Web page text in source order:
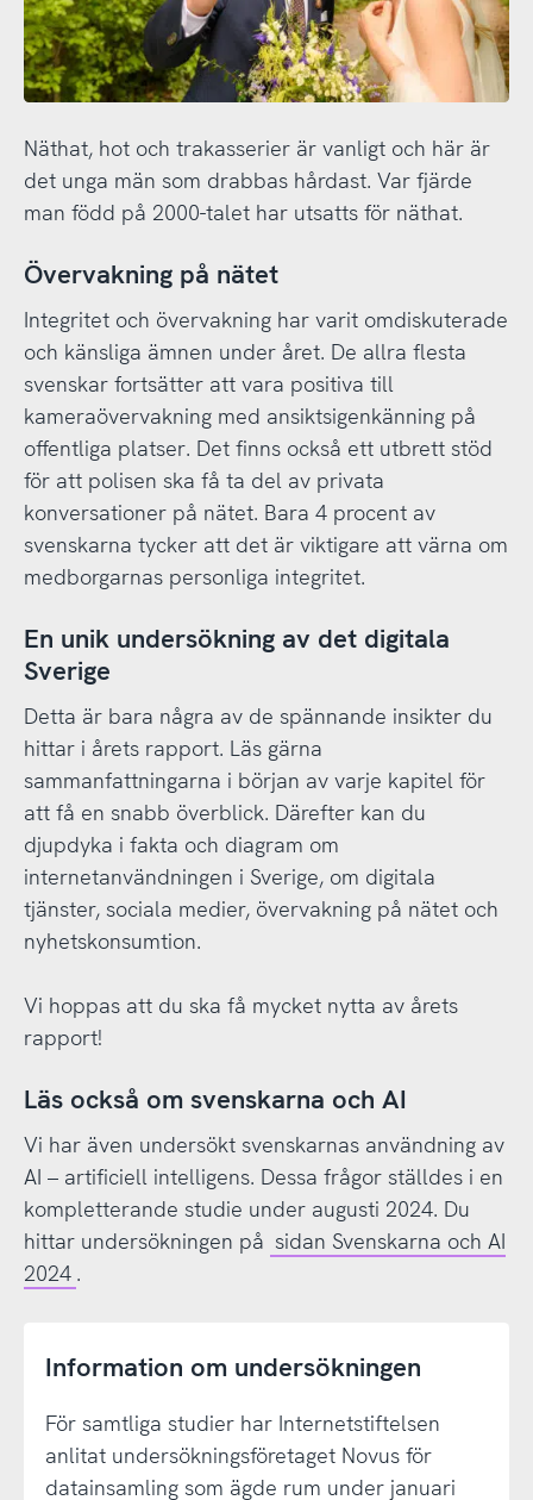
Näthat, hot och trakasserier är vanligt och här är
det unga män som drabbas hårdast. Var fjärde
man född på 2000-talet har utsatts för näthat.
Övervakning på nätet
Integritet och övervakning har varit omdiskuterade
och känsliga ämnen under året. De allra flesta
svenskar fortsätter att vara positiva till
kameraövervakning med ansiktsigenkänning på
offentliga platser. Det finns också ett utbrett stöd
för att polisen ska få ta del av privata
konversationer på nätet. Bara 4 procent av
svenskarna tycker att det är viktigare att värna om
medborgarnas personliga integritet.
En unik undersökning av det digitala
Sverige
Detta är bara några av de spännande insikter du
hittar i årets rapport. Läs gärna
sammanfattningarna i början av varje kapitel för
att få en snabb överblick. Därefter kan du
djupdyka i fakta och diagram om
internetanvändningen i Sverige, om digitala
tjänster, sociala medier, övervakning på nätet och
nyhetskonsumtion.
Vi hoppas att du ska få mycket nytta av årets
rapport!
Läs också om svenskarna och AI
Vi har även undersökt svenskarnas användning av
AI – artificiell intelligens. Dessa frågor ställdes i en
kompletterande studie under augusti 2024. Du
hittar undersökningen på sidan Svenskarna och AI
2024 .
Information om undersökningen
För samtliga studier har Internetstiftelsen
anlitat undersökningsföretaget Novus för
datainsamling som ägde rum under januari